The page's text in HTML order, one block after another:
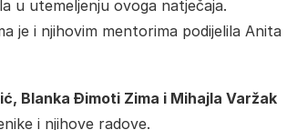
u utemeljenju ovoga natječaja.
je i njihovim mentorima podijelila Anita
Blanka Đimoti Zima i Mihajla Varžak
i njihove radove.